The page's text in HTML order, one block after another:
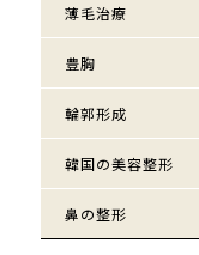
薄毛治療
豊胸
輪郭形成
韓国の美容整形
鼻の整形